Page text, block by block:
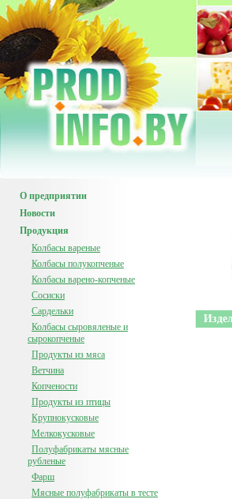
О предприятии
Новости
Продукция
Колбасы вареные
Колбасы полукопченые
Колбасы варено-копченые
Сосиски
Сардельки
Колбасы сыровяленые и
сырокопченые
Продукты из мяса
Ветчина
Копчености
Продукты из птицы
Крупнокусковые
Мелкокусковые
Полуфабрикаты мясные
рубленые
Фарш
Мясные полуфабрикаты в тесте